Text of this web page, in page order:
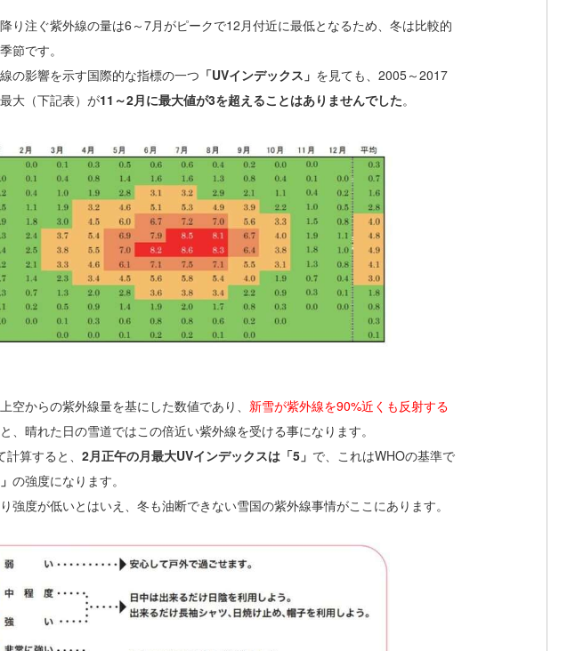
り注ぐ紫外線の量は6～7月がピークで12月付近に最低となるため、冬は比較的
節です。
の影響を示す国際的な指標の一つ 「UVインデックス」 を見ても、2005～2017
大（下記表）が11～2月に最大値が3を超えることはありませんでした。
空からの紫外線量を基にした数値であり、 新雪が紫外線を90%近くも反射する
、晴れた日の雪道ではこの倍近い紫外線を受ける事になります。
算すると、 2月正午の月最大UVインデックスは「5」 で、これはWHOの基準で
の強度になります。
強度が低いとはいえ、冬も油断できない雪国の紫外線事情がここにあります。